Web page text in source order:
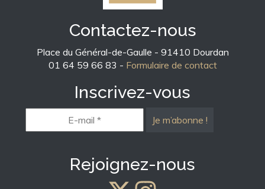
Contactez-nous
Place du Général-de-Gaulle - 91410 Dourdan
01 64 59 66 83 - Formulaire de contact
Inscrivez-vous
mail
*
Rejoignez-nous